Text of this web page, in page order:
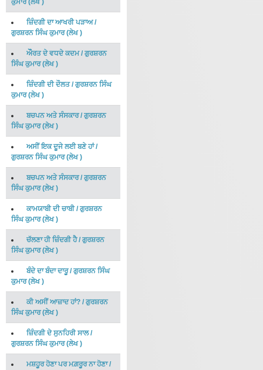
ਕੁਮਾਰ(ਲੇਖ)
ਜ਼ਿੰਦਗੀ ਦਾ ਆਖਰੀ ਪੜਾਅ/
ਗੁਰਸ਼ਰਨ ਸਿੰਘ ਕੁਮਾਰ(ਲੇਖ)
ਔੌਰਤ ਦੇ ਵਧਦੇ ਕਦਮ/ ਗੁਰਸ਼ਰਨ
ਸਿੰਘ ਕੁਮਾਰ(ਲੇਖ)
ਜ਼ਿੰਦਗੀ ਦੀ ਦੌਲਤ/ਗੁਰਸ਼ਰਨ ਸਿੰਘ
ਕੁਮਾਰ(ਲੇਖ)
ਬਚਪਨ ਅਤੇ ਸੰਸਕਾਰ/ ਗੁਰਸ਼ਰਨ
ਸਿੰਘ ਕੁਮਾਰ(ਲੇਖ)
ਅਸੀਂ ਇਕ ਦੂਜੇ ਲਈ ਬਣੇ ਹਾਂ/
ਗੁਰਸ਼ਰਨ ਸਿੰਘ ਕੁਮਾਰ(ਲੇਖ)
ਬਚਪਨ ਅਤੇ ਸੰਸਕਾਰ/ ਗੁਰਸ਼ਰਨ
ਸਿੰਘ ਕੁਮਾਰ(ਲੇਖ)
ਕਾਮਯਾਬੀ ਦੀ ਚਾਬੀ/ਗੁਰਸ਼ਰਨ
ਸਿੰਘ ਕੁਮਾਰ(ਲੇਖ)
ਚੱਲਣਾ ਹੀ ਜ਼ਿੰਦਗੀ ਹੈ/ ਗੁਰਸ਼ਰਨ
ਸਿੰਘ ਕੁਮਾਰ(ਲੇਖ)
ਬੰਦੇ ਦਾ ਬੰਦਾ ਦਾਰੂ/ਗੁਰਸ਼ਰਨ ਸਿੰਘ
ਕੁਮਾਰ(ਲੇਖ)
ਕੀ ਅਸੀਂ ਆਜ਼ਾਦ ਹਾਂ? / ਗੁਰਸ਼ਰਨ
ਸਿੰਘ ਕੁਮਾਰ(ਲੇਖ)
ਜ਼ਿੰਦਗੀ ਦੇ ਸੁਨਹਿਰੀ ਸਾਲ/
ਗੁਰਸ਼ਰਨ ਸਿੰਘ ਕੁਮਾਰ(ਲੇਖ)
ਮਸ਼ਹੂਰ ਹੋਣਾ ਪਰ ਮਗ਼ਰੂਰ ਨਾ ਹੋਣਾ/